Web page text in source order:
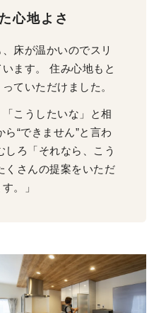
心地よさ
床が温かいのでスリ
ます。 住み心地もと
ていただけました。
こうしたいな」と相
“できません”と言わ
しろ「それなら、こう
くさんの提案をいただ
。」